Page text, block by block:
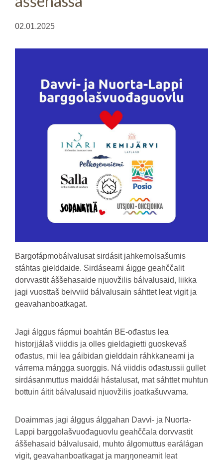
02.01.2025
Bargofápmobálvalusat sirdásit jahkemolsašumis
stáhtas gielddaide. Sirdáseami áigge geahččalit
dorvvastit áššehasaide njuovžilis bálvalusaid, liikka
jagi vuosttaš beivviid bálvalusain sáhttet leat vigit ja
geavahanboatkagat.
Jagi álggus fápmui boahtán BE-ođastus lea
historjjálaš viiddis ja olles gieldagietti guoskevaš
ođastus, mii lea gáibidan gielddain ráhkkaneami ja
várrema máŋgga suorggis. Ná viiddis ođastussii gullet
sirdásanmuttus maiddái hástalusat, mat sáhttet muhtun
bottuin áitit bálvalusaid njuovžilis joatkašuvvama.
Doaimmas jagi álggus álggahan Davvi- ja Nuorta-
Lappi barggolašvuođaguovlu geahččala dorvvastit
áššehasaid bálvalusaid, muhto álgomuttus earálágan
vigit, geavahanboatkagat ja maŋŋoneamit leat